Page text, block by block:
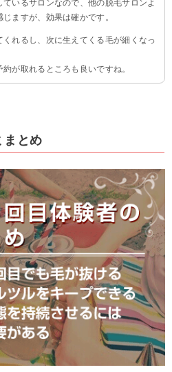
いるサロンなので、他の脱毛サロンよ
ますが、効果は確かです。
れるし、次に生えてくる毛が細くなっ
が取れるところも良いですね。
まとめ